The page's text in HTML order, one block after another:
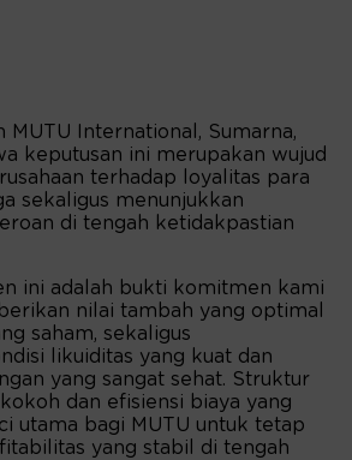
MUTU International, Sumarna,
keputusan ini merupakan wujud
terhadap loyalitas para
sekaligus menunjukkan
di tengah ketidakpastian
ini adalah bukti komitmen kami
nilai tambah yang optimal
saham, sekaligus
likuiditas yang kuat dan
yang sangat sehat. Struktur
dan efisiensi biaya yang
utama bagi MUTU untuk tetap
yang stabil di tengah